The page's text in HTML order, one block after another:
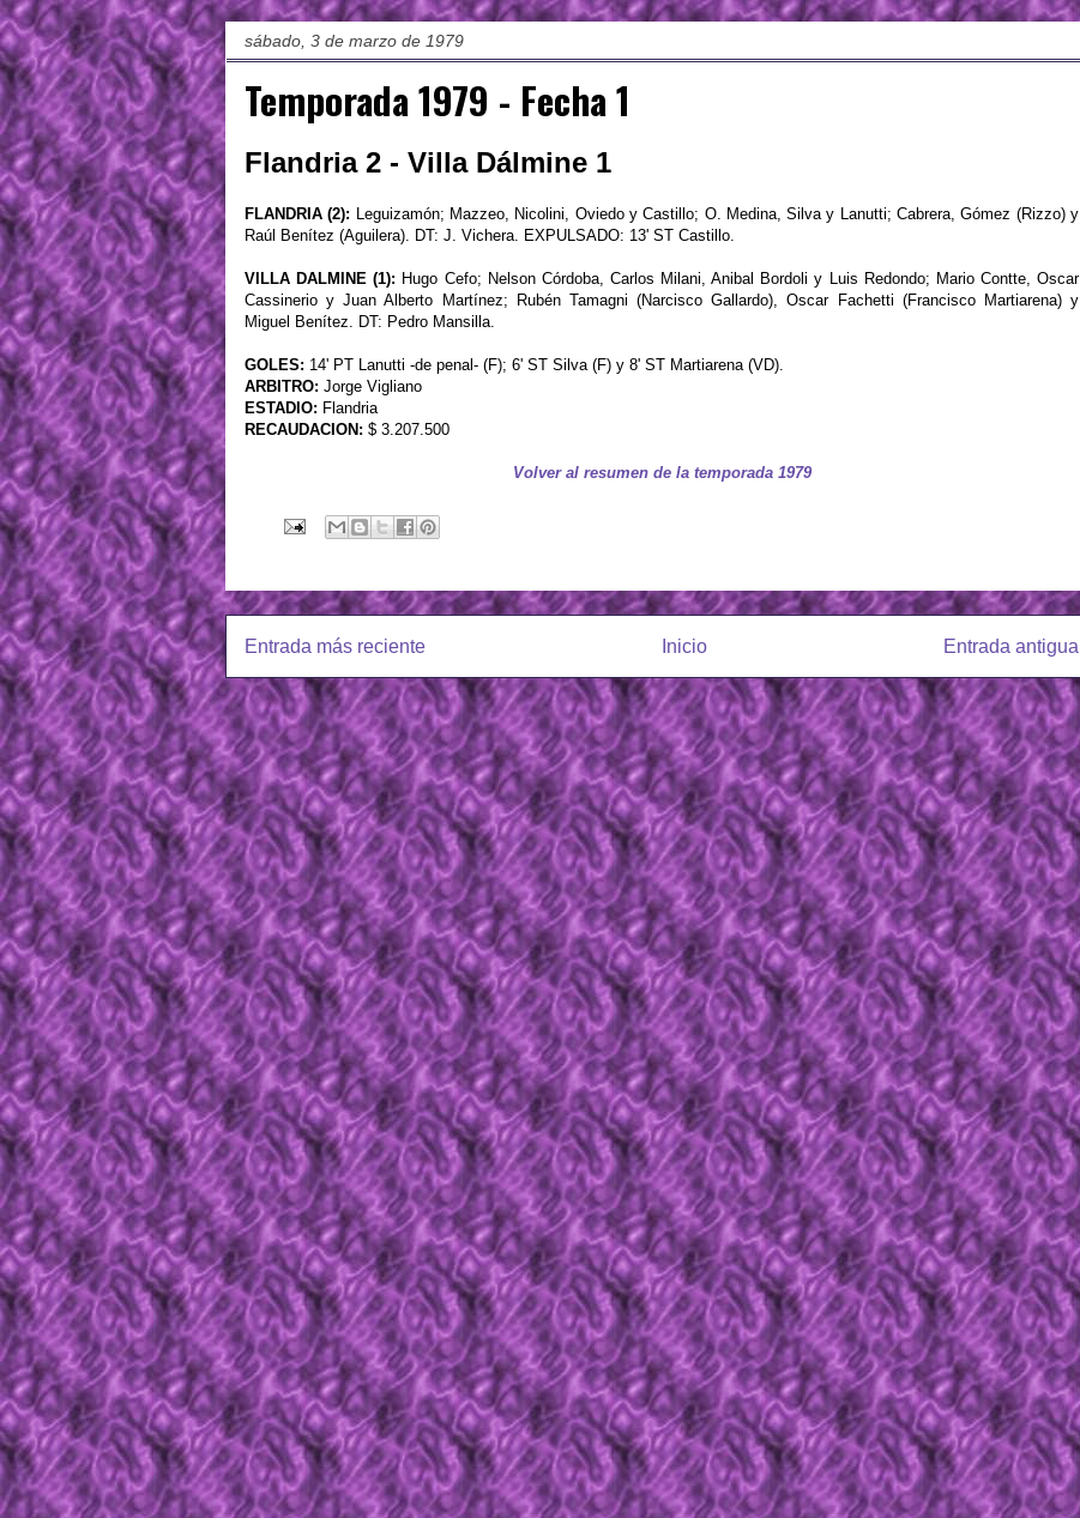
sábado, 3 de marzo de 1979
Temporada 1979 - Fecha 1
Flandria 2 - Villa Dálmine 1
FLANDRIA (2): Leguizamón; Mazzeo, Nicolini, Oviedo y Castillo; O. Medina, Silva y Lanutti; Cabrera, Gómez (Rizzo) y
Raúl Benítez (Aguilera). DT: J. Vichera. EXPULSADO: 13' ST Castillo.
VILLA DALMINE (1): Hugo Cefo; Nelson Córdoba, Carlos Milani, Anibal Bordoli y Luis Redondo; Mario Contte, Oscar
Cassinerio y Juan Alberto Martínez; Rubén Tamagni (Narcisco Gallardo), Oscar Fachetti (Francisco Martiarena) y
Miguel Benítez. DT: Pedro Mansilla.
GOLES: 14' PT Lanutti -de penal- (F); 6' ST Silva (F) y 8' ST Martiarena (VD).
ARBITRO: Jorge Vigliano
ESTADIO: Flandria
RECAUDACION: $ 3.207.500
Volver al resumen de la temporada 1979
Entrada más reciente Entrada antigua
Inicio